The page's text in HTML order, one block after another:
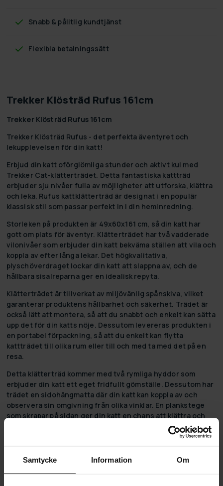
Samtycke Information Om
Snabb & pålitlig kundtjänst
Flexibla betalningssätt
Trekker Klösträd Rufus 161cm
Trekker Klösträd Rufus 161cm
Trekker Klösträd Rufus - det perfekta äventyret och
lekupplevelsen för din katt!
Erbjud din katt oförglömliga stunder och aktivt kul med
Trekker Cat-klätterträdet. Detta fantastiska kattträd
erbjuder sju nivåer fulla av möjligheter att utforska, klättra
och leka. Rufus kattklätterträd är designat i en populär
klassisk stil som passar perfekt in i din heminredning.
Storleken på produkten är 49x60x161 cm, så din katt har
gott om plats för äventyr. Klätterträdet har två vadderade
vilonivåer som erbjuder din katt bekväma ställen att vila och
koppla av efter långa lekar. Det högkvalitativa,
plyschöverdraget lockar din katt att slappna av, och de
hållbara sisalreparna ger en idealisk repyta.
Klätterträdet är tillverkat av miljövänlig spånskiva, vilket
garanterar produktens hållbarhet och säkerhet. Trädet är
också lätt att montera, så att du snabbt och enkelt kan sätta
upp det för din katts nöje. Dessutom levereras produkten i
en portabel förpackning, så att du enkelt kan flytta
kattträdet till olika rum eller till och med ta med det på en
resa.
Detta klätterträd kommer med två rymliga hyddor som
erbjuder din katt ett eget fridfullt gömställe. Dessutom har
trädet en sidohängmatta där din katt kan koppla av och
observera sin omgivning från olika vinklar. En plankstege
som skrapar på sidan ger din katt en chans att klättra och
leka, medan två bollleksaker ger ytterligare underhållning
Climbing Tree. Detta kattträd kombinerar perfekt
funktionalitet, snygg design och din katts behov. Ge din